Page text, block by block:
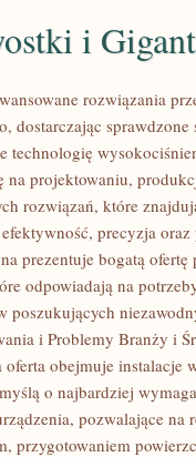
i
rozwiązania
dostarczając
technologię
na projektowaniu,
rozwiązań, które
precyzja
prezentuje bogatą ofertę
odpowiadają na
poszukujących
i Problemy Branży i
oferta obejmuje instalacje
o najbardziej
pozwalające na
przygotowaniem